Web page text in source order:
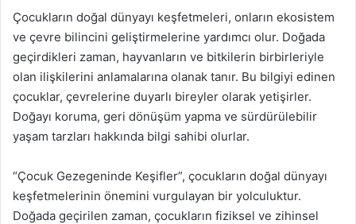
Çocukların doğal dünyayı keşfetmeleri, onların ekosistem
ve çevre bilincini geliştirmelerine yardımcı olur. Doğada
geçirdikleri zaman, hayvanların ve bitkilerin birbirleriyle
olan ilişkilerini anlamalarına olanak tanır. Bu bilgiyi edinen
çocuklar, çevrelerine duyarlı bireyler olarak yetişirler.
Doğayı koruma, geri dönüşüm yapma ve sürdürülebilir
yaşam tarzları hakkında bilgi sahibi olurlar.
“Çocuk Gezegeninde Keşifler”, çocukların doğal dünyayı
keşfetmelerinin önemini vurgulayan bir yolculuktur.
Doğada geçirilen zaman, çocukların fiziksel ve zihinsel